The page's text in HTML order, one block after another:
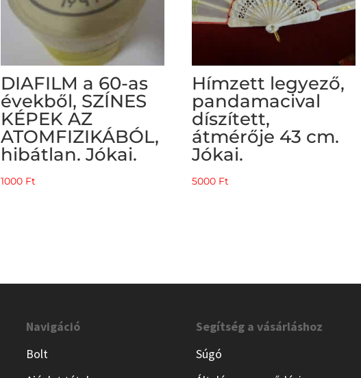
DIAFILM a 60-as
évekből, SZÍNES
KÉPEK AZ
ATOMFIZIKÁBÓL,
hibátlan. Jókai.
1000 Ft
Hímzett legyező,
pandamacival
díszített,
átmérője 43 cm.
Jókai.
5000 Ft
Navigáció
Bolt
Segítség a vásárláshoz
Súgó